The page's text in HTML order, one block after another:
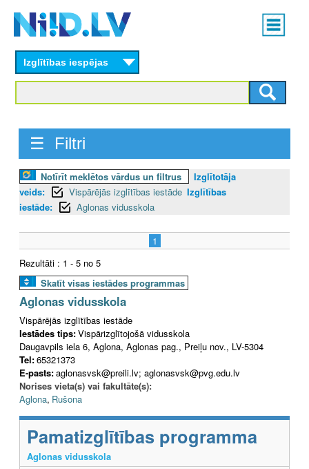
content
Main
menu
Izglītības iespējas
☰ Filtri
Notīrīt meklētos vārdus un filtrus
Izglītotāja
veids:
Vispārējās izglītības iestāde Izglītības
iestāde:
Aglonas vidusskola
1
Rezultāti : 1 - 5 no 5
Skatīt visas iestādes programmas
Aglonas vidusskola
Vispārējās izglītības iestāde
Iestādes tips:Vispārizglītojošā vidusskola
Daugavpils iela 6, Aglona, Aglonas pag., Preiļu nov., LV-5304
Tel:65321373
E-pasts:aglonasvsk@preili.lv; aglonasvsk@pvg.edu.lv
Norises vieta(s) vai fakultāte(s):
Aglona, Rušona
Pamatizglītības programma
Aglonas vidusskola